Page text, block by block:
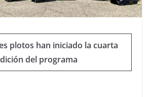
plotos han iniciado la cuarta
del programa